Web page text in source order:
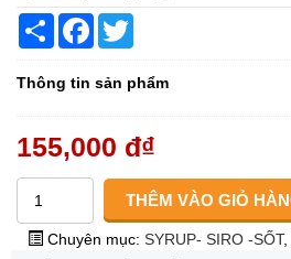
Share Facebook
Thông tin sản phẩm
155,000 đ₫
Chuyên mục: SYRUP- SIRO -SỐT,